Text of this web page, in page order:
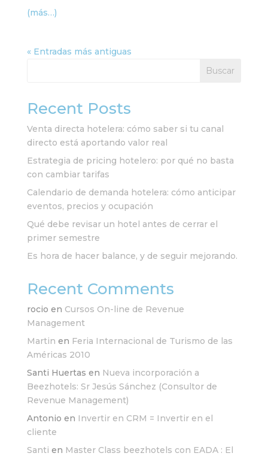
(más…)
« Entradas más antiguas
Buscar
Recent Posts
Venta directa hotelera: cómo saber si tu canal
directo está aportando valor real
Estrategia de pricing hotelero: por qué no basta
con cambiar tarifas
Calendario de demanda hotelera: cómo anticipar
eventos, precios y ocupación
Qué debe revisar un hotel antes de cerrar el
primer semestre
Es hora de hacer balance, y de seguir mejorando.
Recent Comments
rocio en Cursos On-line de Revenue
Management
Martin en Feria Internacional de Turismo de las
Américas 2010
Santi Huertas en Nueva incorporación a
Beezhotels: Sr Jesús Sánchez (Consultor de
Revenue Management)
Antonio en Invertir en CRM = Invertir en el
cliente
Santi en Master Class beezhotels con EADA : El